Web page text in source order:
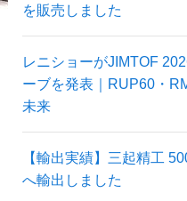
を販売しました
レニショーがJIMTOF
ーブを発表｜RUP60・
未来
【輸出実績】三起精工
へ輸出しました